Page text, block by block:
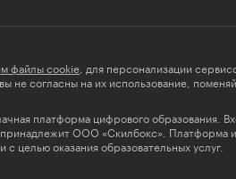
файлы cookie , для персонализации
не согласны на их использование,
платформа цифрового образования.
ООО «Скилбокс». Платформа
с целью оказания образовательных услуг.